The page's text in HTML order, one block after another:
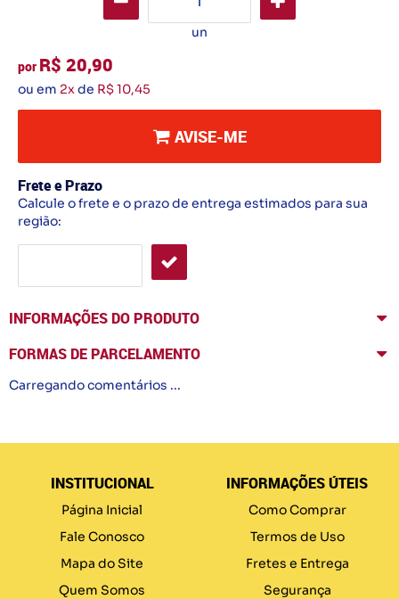
un
por R$ 20,90
ou em 2xde R$ 10,45
AVISE-ME
Frete e Prazo
Calcule o frete e o prazo de entrega estimados para sua
região:
INFORMAÇÕES DO PRODUTO
FORMAS DE PARCELAMENTO
Carregando comentários ...
INSTITUCIONAL
Página Inicial
Fale Conosco
Mapa do Site
Quem Somos
INFORMAÇÕES ÚTEIS
Como Comprar
Termos de Uso
Fretes e Entrega
Segurança